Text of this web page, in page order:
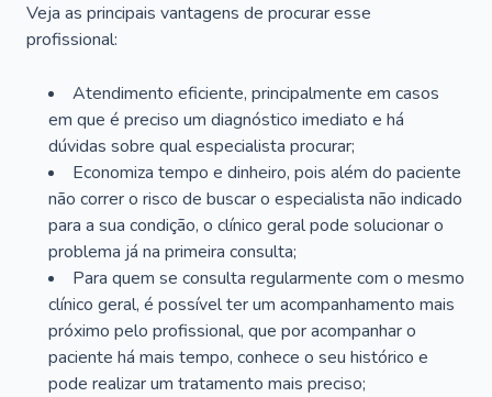
Veja as principais vantagens de procurar esse
profissional:
Atendimento eficiente, principalmente em casos
em que é preciso um diagnóstico imediato e há
dúvidas sobre qual especialista procurar;
Economiza tempo e dinheiro, pois além do paciente
não correr o risco de buscar o especialista não indicado
para a sua condição, o clínico geral pode solucionar o
problema já na primeira consulta;
Para quem se consulta regularmente com o mesmo
clínico geral, é possível ter um acompanhamento mais
próximo pelo profissional, que por acompanhar o
paciente há mais tempo, conhece o seu histórico e
pode realizar um tratamento mais preciso;